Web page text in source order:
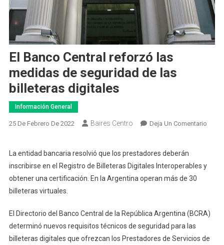
El Banco Central reforzó las
medidas de seguridad de las
billeteras digitales
Información General
25 De Febrero De 2022 Baires Centro Deja Un ComentarioEn
Las
La entidad bancaria resolvió que los prestadores deberán
inscribirse en el Registro de Billeteras Digitales Interoperables y
obtener una certificación. En la Argentina operan más de 30
billeteras virtuales.
El Directorio del Banco Central de la República Argentina (BCRA)
determinó nuevos requisitos técnicos de seguridad para las
billeteras digitales que ofrezcan los Prestadores de Servicios de